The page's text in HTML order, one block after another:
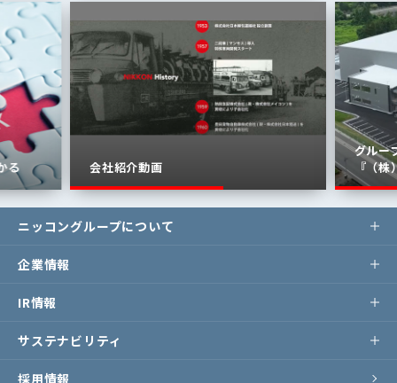
る 会社紹介動画
グルー
『（
ニッコングループについて
企業情報
IR情報
サステナビリティ
採用情報